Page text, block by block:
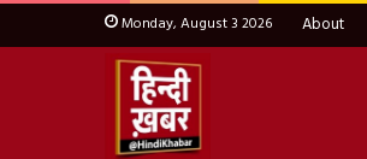
Monday, August 3 2026 About